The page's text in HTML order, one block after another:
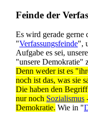
Feinde der
Es wird gerade gerne
"Verfassungsfeinde",
Aufgabe es sei,
"unsere Demokratie"
Denn weder ist es
noch ist das, was sie
Die haben den
nur noch Sozialismus
Demokratie. Wie in "